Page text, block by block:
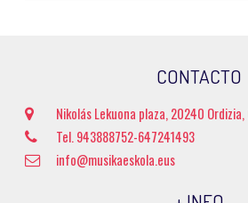
CONTACTO
Nikolás Lekuona plaza, 20240 Ordizia,
Tel. 943888752-647241493
info@musikaeskola.eus